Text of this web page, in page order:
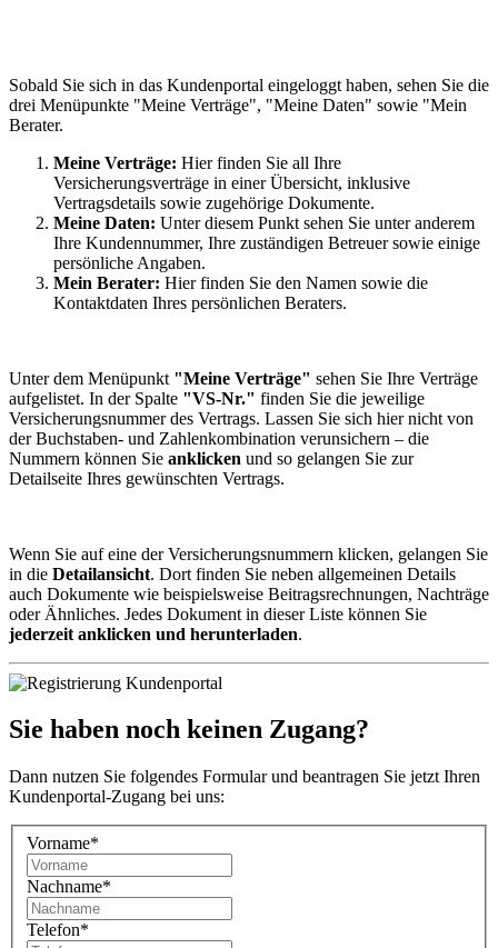
Sobald Sie sich in das Kundenportal eingeloggt haben, sehen Sie die
drei Menüpunkte "Meine Verträge", "Meine Daten" sowie "Mein
Berater.
Meine Verträge: Hier finden Sie all Ihre
Versicherungsverträge in einer Übersicht, inklusive
Vertragsdetails sowie zugehörige Dokumente.
Meine Daten: Unter diesem Punkt sehen Sie unter anderem
Ihre Kundennummer, Ihre zuständigen Betreuer sowie einige
persönliche Angaben.
Mein Berater: Hier finden Sie den Namen sowie die
Kontaktdaten Ihres persönlichen Beraters.
Unter dem Menüpunkt "Meine Verträge" sehen Sie Ihre Verträge
aufgelistet. In der Spalte "VS-Nr." finden Sie die jeweilige
Versicherungsnummer des Vertrags. Lassen Sie sich hier nicht von
der Buchstaben- und Zahlenkombination verunsichern – die
Nummern können Sie anklicken und so gelangen Sie zur
Detailseite Ihres gewünschten Vertrags.
Wenn Sie auf eine der Versicherungsnummern klicken, gelangen Sie
in die Detailansicht. Dort finden Sie neben allgemeinen Details
auch Dokumente wie beispielsweise Beitragsrechnungen, Nachträge
oder Ähnliches. Jedes Dokument in dieser Liste können Sie
jederzeit anklicken und herunterladen.
Sie haben noch keinen Zugang?
Dann nutzen Sie folgendes Formular und beantragen Sie jetzt Ihren
Kundenportal-Zugang bei uns:
Vorname*
Nachname*
Telefon*